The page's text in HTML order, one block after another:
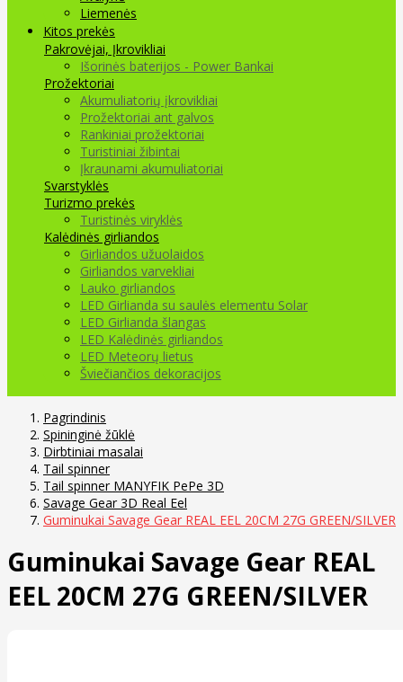
Liemenės
Kitos prekės
Pakrovėjai, Įkrovikliai
Išorinės baterijos - Power Bankai
Prožektoriai
Akumuliatorių įkrovikliai
Prožektoriai ant galvos
Rankiniai prožektoriai
Turistiniai žibintai
Įkraunami akumuliatoriai
Svarstyklės
Turizmo prekės
Turistinės viryklės
Kalėdinės girliandos
Girliandos užuolaidos
Girliandos varvekliai
Lauko girliandos
LED Girlianda su saulės elementu Solar
LED Girlianda šlangas
LED Kalėdinės girliandos
LED Meteorų lietus
Šviečiančios dekoracijos
Pagrindinis
Spininginė žūklė
Dirbtiniai masalai
Tail spinner
Tail spinner MANYFIK PePe 3D
Savage Gear 3D Real Eel
Guminukai Savage Gear REAL EEL 20CM 27G GREEN/SILVER
Guminukai Savage Gear REAL
EEL 20CM 27G GREEN/SILVER